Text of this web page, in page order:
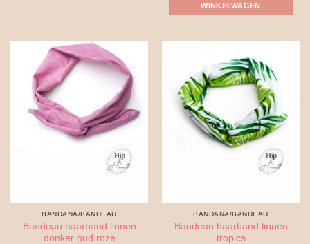
meerdere
variaties.
Deze
gekozen
worden
productpagina
WINKELWAGEN
BANDANA/BANDEAU
Bandeau haarband linnen
donker oud roze
BANDANA/BANDEAU
Bandeau haarband linnen
tropics